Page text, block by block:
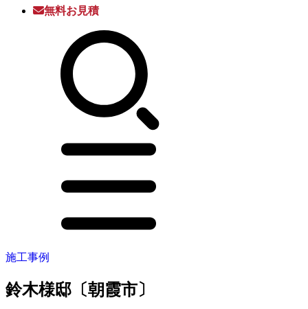
無料お見積
施工事例
鈴木様邸〔朝霞市〕